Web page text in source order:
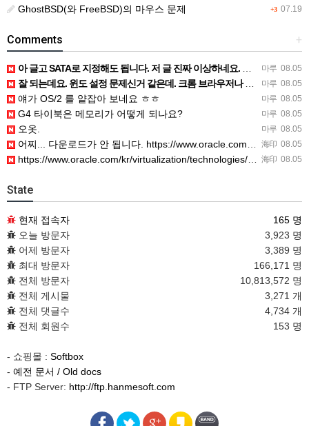
+3 07.19
GhostBSD(와 FreeBSD)의 마우스 문제
+
Comments
마루 08.05
아 글고 SATA로 지정해도 됩니다. 저 글 진짜 이상하네요. 옛날꺼 퍼와서 그런거 같은데요.
마루 08.05
잘 되는데요. 윈도 설정 문제신거 같은데. 크롬 브라우저나 파폭으로 해 보세요
마루 08.05
얘가 OS/2 를 얕잡아 보네요 ㅎㅎ
마루 08.05
G4 타이북은 메모리가 어떻게 되나요?
마루 08.05
오옷.
海印 08.05
어찌... 다운로드가 안 됩니다. https://www.oracle.com/kr/virtualization/…
海印 08.05
https://www.oracle.com/kr/virtualization/technologies/vm/dow…
State
현재 접속자
165 명
오늘 방문자
3,923 명
어제 방문자
3,389 명
최대 방문자
166,171 명
전체 방문자
10,813,572 명
전체 게시물
3,271 개
전체 댓글수
4,734 개
전체 회원수
153 명
- 쇼핑몰 : Softbox
- 예전 문서 / Old docs
- FTP Server: http://ftp.hanmesoft.com